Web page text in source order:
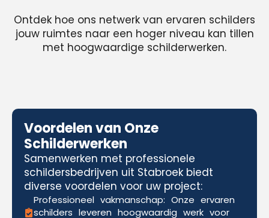
Ontdek hoe ons netwerk van ervaren schilders
jouw ruimtes naar een hoger niveau kan tillen
met hoogwaardige schilderwerken.
Voordelen van Onze
Schilderwerken
Samenwerken met professionele
schildersbedrijven uit Stabroek biedt
diverse voordelen voor uw project:
Professioneel vakmanschap: Onze ervaren
schilders leveren hoogwaardig werk voor